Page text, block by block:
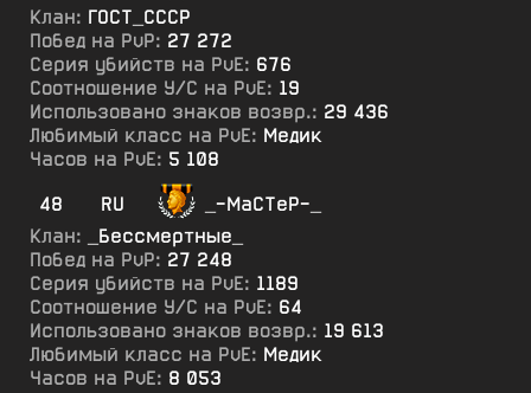
Клан: ГОСТ_СССР
Побед на PvP: 27 272
Серия убийств на PvE: 676
Соотношение У/С на PvE: 19
Использовано знаков возвр.: 29 436
Любимый класс на PvE: Медик
Часов на PvE: 5 108
48
RU
_-МаСТеР-_
Клан:
_Бессмертные_
Побед на PvP: 27 248
Серия убийств на PvE: 1189
Соотношение У/С на PvE: 64
Использовано знаков возвр.: 19 613
Любимый класс на PvE: Медик
Часов на PvE: 8 053